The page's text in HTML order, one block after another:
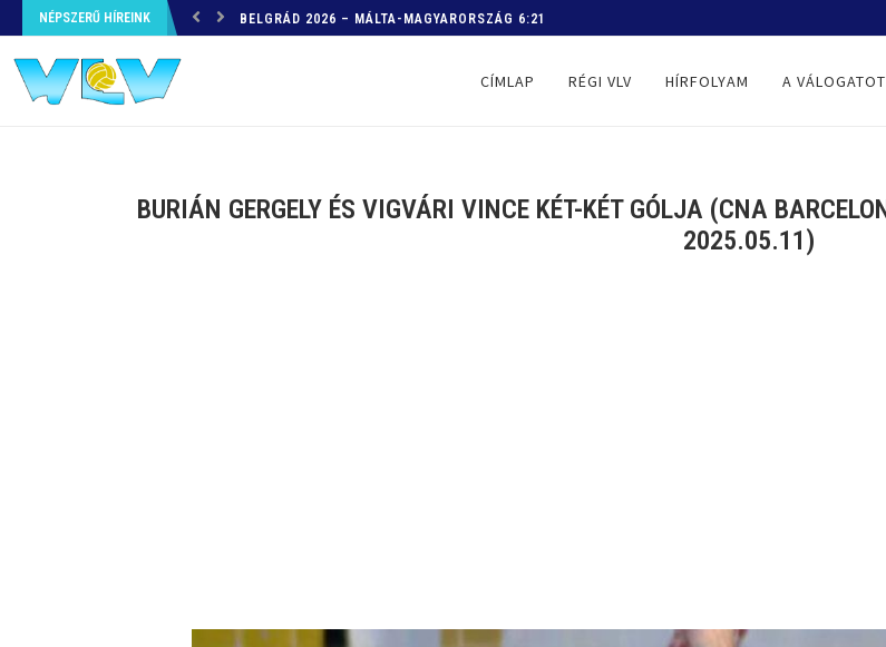
NÉPSZERŰ HÍREINK HELYZETKÉP AZ EB-RŐL – A TOVÁBBI PROGRAM
CÍMLAP RÉGI VLV HÍRFOLYAM A
BURIÁN GERGELY ÉS VIGVÁRI VINCE KÉT-KÉT GÓLJA (CNA
2025.05.11)